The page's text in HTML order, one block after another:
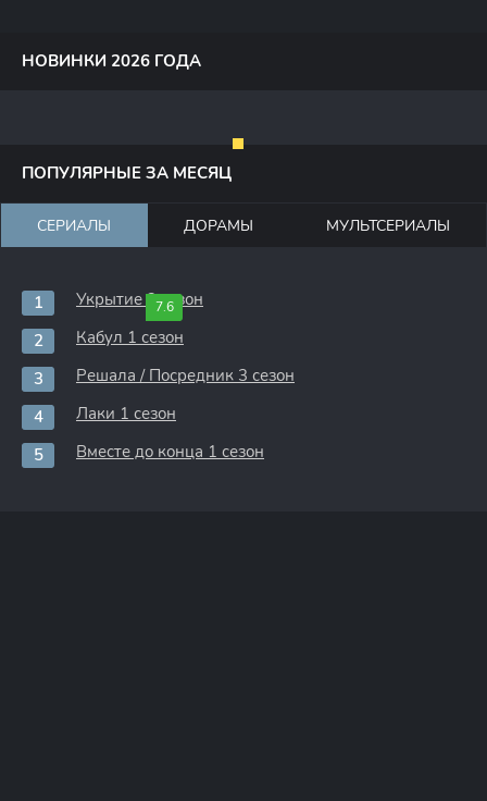
НОВИНКИ 2026 ГОДА
ПОПУЛЯРНЫЕ ЗА МЕСЯЦ
СЕРИАЛЫ ДОРАМЫ МУЛЬТСЕРИАЛЫ
7.6
Укрытие 3 сезон
Кабул 1 сезон
Решала / Посредник 3 сезон
Лаки 1 сезон
Вместе до конца 1 сезон